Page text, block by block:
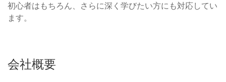
初心者はもちろん、さらに深く学びたい方にも対応してい
ます。
会社概要